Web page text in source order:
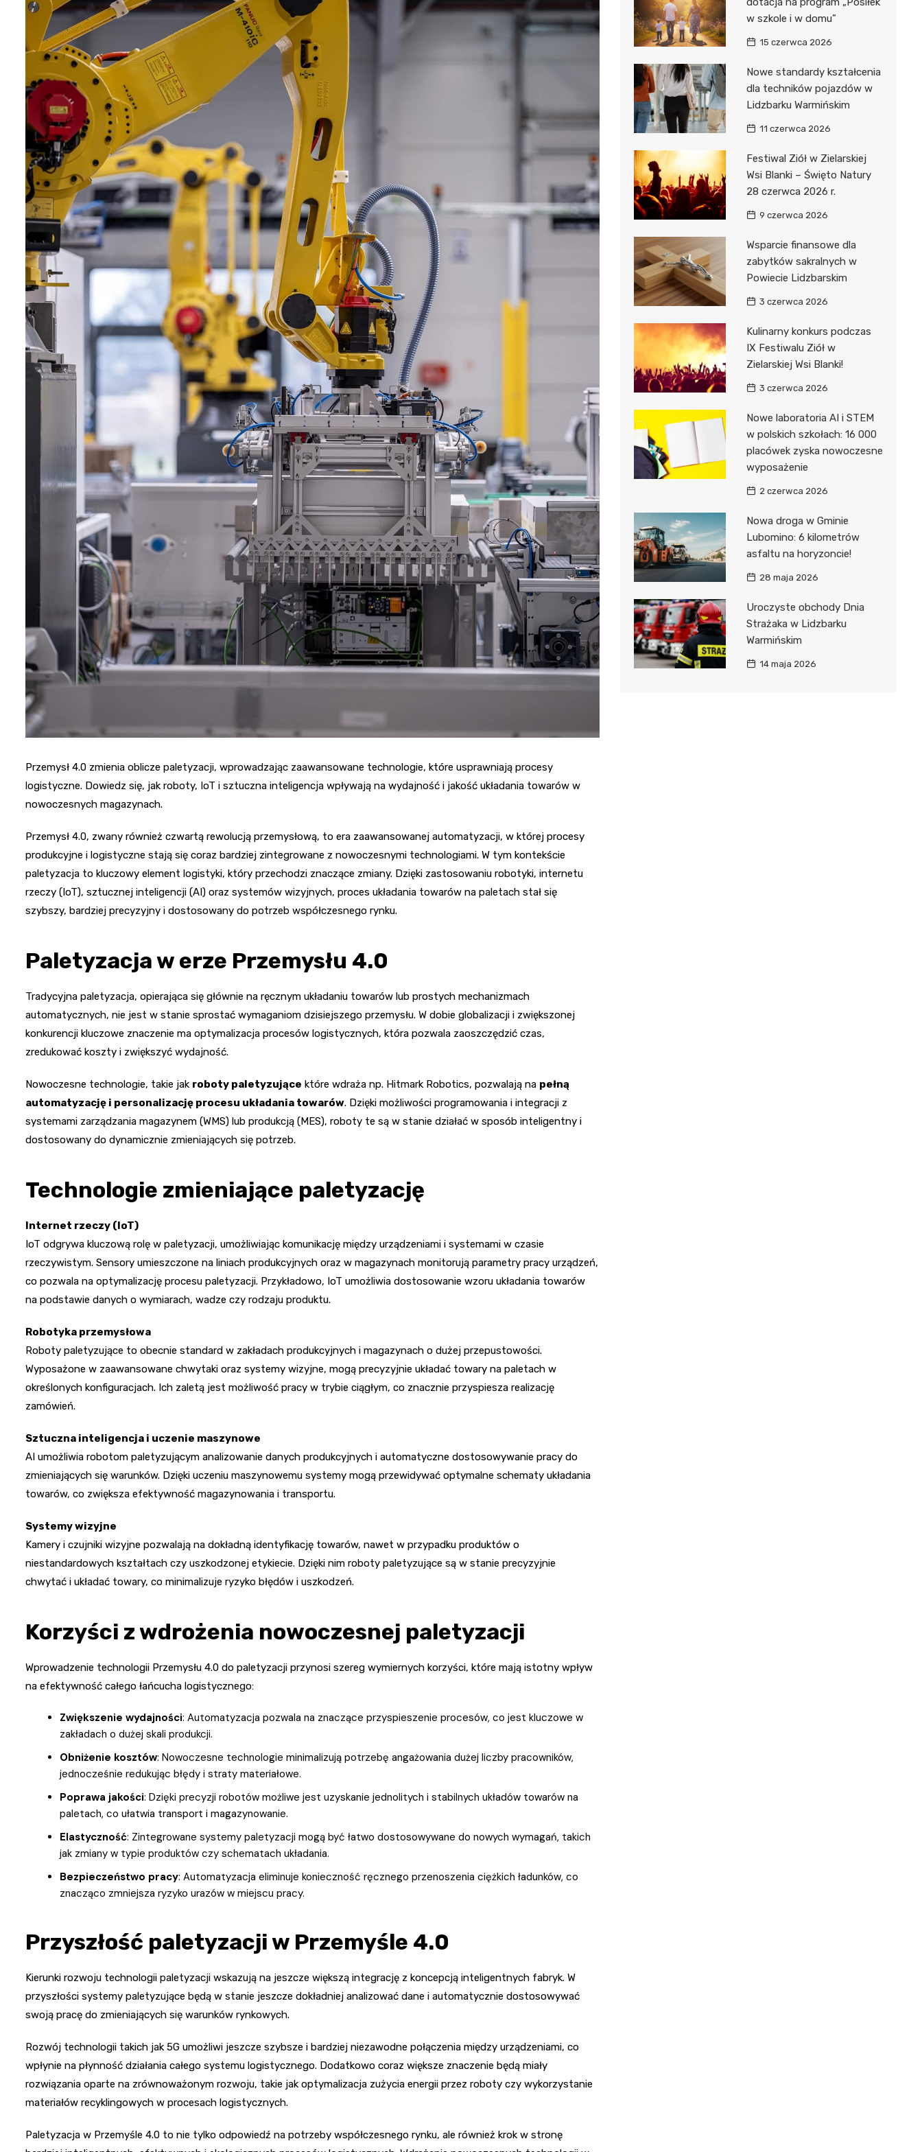
Przemysł 4.0 zmienia oblicze paletyzacji, wprowadzając zaawansowane technologie, które usprawniają procesy
logistyczne. Dowiedz się, jak roboty, IoT i sztuczna inteligencja wpływają na wydajność i jakość układania towarów w
nowoczesnych magazynach.
Przemysł 4.0, zwany również czwartą rewolucją przemysłową, to era zaawansowanej automatyzacji, w której procesy
produkcyjne i logistyczne stają się coraz bardziej zintegrowane z nowoczesnymi technologiami. W tym kontekście
paletyzacja to kluczowy element logistyki, który przechodzi znaczące zmiany. Dzięki zastosowaniu robotyki, internetu
rzeczy (IoT), sztucznej inteligencji (AI) oraz systemów wizyjnych, proces układania towarów na paletach stał się
szybszy, bardziej precyzyjny i dostosowany do potrzeb współczesnego rynku.
Paletyzacja w erze Przemysłu 4.0
Tradycyjna paletyzacja, opierająca się głównie na ręcznym układaniu towarów lub prostych mechanizmach
automatycznych, nie jest w stanie sprostać wymaganiom dzisiejszego przemysłu. W dobie globalizacji i zwiększonej
konkurencji kluczowe znaczenie ma optymalizacja procesów logistycznych, która pozwala zaoszczędzić czas,
zredukować koszty i zwiększyć wydajność.
Nowoczesne technologie, takie jak roboty paletyzujące które wdraża np. Hitmark Robotics, pozwalają na pełną
automatyzację i personalizację procesu układania towarów. Dzięki możliwości programowania i integracji z
systemami zarządzania magazynem (WMS) lub produkcją (MES), roboty te są w stanie działać w sposób inteligentny i
dostosowany do dynamicznie zmieniających się potrzeb.
Technologie zmieniające paletyzację
Internet rzeczy (IoT)
IoT odgrywa kluczową rolę w paletyzacji, umożliwiając komunikację między urządzeniami i systemami w czasie
rzeczywistym. Sensory umieszczone na liniach produkcyjnych oraz w magazynach monitorują parametry pracy urządzeń,
co pozwala na optymalizację procesu paletyzacji. Przykładowo, IoT umożliwia dostosowanie wzoru układania towarów
na podstawie danych o wymiarach, wadze czy rodzaju produktu.
Robotyka przemysłowa
Roboty paletyzujące to obecnie standard w zakładach produkcyjnych i magazynach o dużej przepustowości.
Wyposażone w zaawansowane chwytaki oraz systemy wizyjne, mogą precyzyjnie układać towary na paletach w
określonych konfiguracjach. Ich zaletą jest możliwość pracy w trybie ciągłym, co znacznie przyspiesza realizację
zamówień.
Sztuczna inteligencja i uczenie maszynowe
AI umożliwia robotom paletyzującym analizowanie danych produkcyjnych i automatyczne dostosowywanie pracy do
zmieniających się warunków. Dzięki uczeniu maszynowemu systemy mogą przewidywać optymalne schematy układania
towarów, co zwiększa efektywność magazynowania i transportu.
Systemy wizyjne
Kamery i czujniki wizyjne pozwalają na dokładną identyfikację towarów, nawet w przypadku produktów o
niestandardowych kształtach czy uszkodzonej etykiecie. Dzięki nim roboty paletyzujące są w stanie precyzyjnie
chwytać i układać towary, co minimalizuje ryzyko błędów i uszkodzeń.
Korzyści z wdrożenia nowoczesnej paletyzacji
Wprowadzenie technologii Przemysłu 4.0 do paletyzacji przynosi szereg wymiernych korzyści, które mają istotny wpływ
na efektywność całego łańcucha logistycznego:
Zwiększenie wydajności: Automatyzacja pozwala na znaczące przyspieszenie procesów, co jest kluczowe w
zakładach o dużej skali produkcji.
Obniżenie kosztów: Nowoczesne technologie minimalizują potrzebę angażowania dużej liczby pracowników,
jednocześnie redukując błędy i straty materiałowe.
Poprawa jakości: Dzięki precyzji robotów możliwe jest uzyskanie jednolitych i stabilnych układów towarów na
paletach, co ułatwia transport i magazynowanie.
Elastyczność: Zintegrowane systemy paletyzacji mogą być łatwo dostosowywane do nowych wymagań, takich
jak zmiany w typie produktów czy schematach układania.
Bezpieczeństwo pracy: Automatyzacja eliminuje konieczność ręcznego przenoszenia ciężkich ładunków, co
znacząco zmniejsza ryzyko urazów w miejscu pracy.
Przyszłość paletyzacji w Przemyśle 4.0
Kierunki rozwoju technologii paletyzacji wskazują na jeszcze większą integrację z koncepcją inteligentnych fabryk. W
przyszłości systemy paletyzujące będą w stanie jeszcze dokładniej analizować dane i automatycznie dostosowywać
swoją pracę do zmieniających się warunków rynkowych.
Rozwój technologii takich jak 5G umożliwi jeszcze szybsze i bardziej niezawodne połączenia między urządzeniami, co
wpłynie na płynność działania całego systemu logistycznego. Dodatkowo coraz większe znaczenie będą miały
rozwiązania oparte na zrównoważonym rozwoju, takie jak optymalizacja zużycia energii przez roboty czy wykorzystanie
materiałów recyklingowych w procesach logistycznych.
Paletyzacja w Przemyśle 4.0 to nie tylko odpowiedź na potrzeby współczesnego rynku, ale również krok w stronę
w szkole i w domu”
15 czerwca 2026
Nowe standardy kształcenia
dla techników pojazdów w
Lidzbarku Warmińskim
11 czerwca 2026
Festiwal Ziół w Zielarskiej
Wsi Blanki – Święto Natury
28 czerwca 2026 r.
9 czerwca 2026
Wsparcie finansowe dla
zabytków sakralnych w
Powiecie Lidzbarskim
3 czerwca 2026
Kulinarny konkurs podczas
IX Festiwalu Ziół w
Zielarskiej Wsi Blanki!
3 czerwca 2026
Nowe laboratoria AI i STEM
w polskich szkołach: 16 000
placówek zyska nowoczesne
wyposażenie
2 czerwca 2026
Nowa droga w Gminie
Lubomino: 6 kilometrów
asfaltu na horyzoncie!
28 maja 2026
Uroczyste obchody Dnia
Strażaka w Lidzbarku
Warmińskim
14 maja 2026